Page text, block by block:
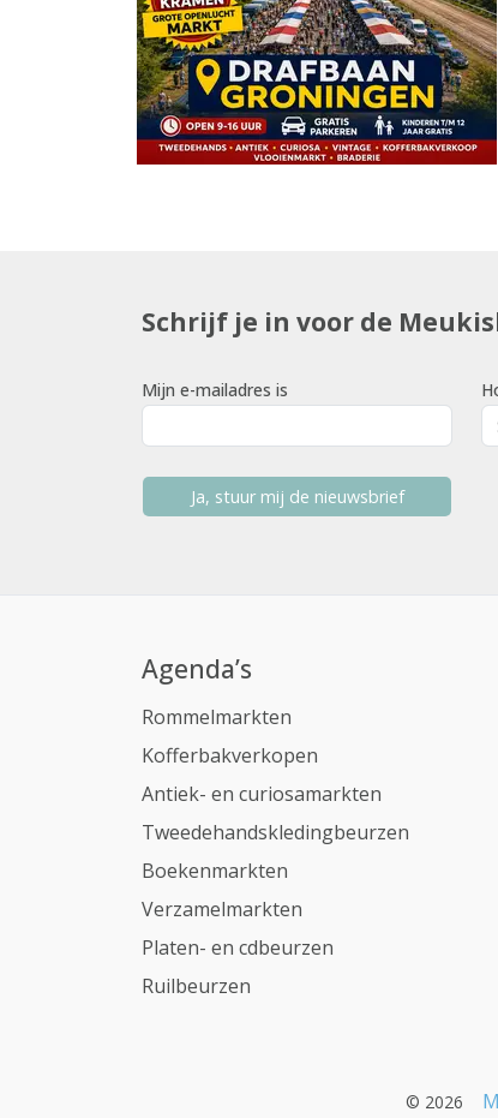
Schrijf je in voor de
Mijn e-mailadres is
Ja, stuur mij de nieuwsbrief
Agenda’s
Rommelmarkten
Kofferbakverkopen
Antiek- en curiosamarkten
Tweedehandskledingbeurzen
Boekenmarkten
Verzamelmarkten
Platen- en cdbeurzen
Ruilbeurzen
© 2026